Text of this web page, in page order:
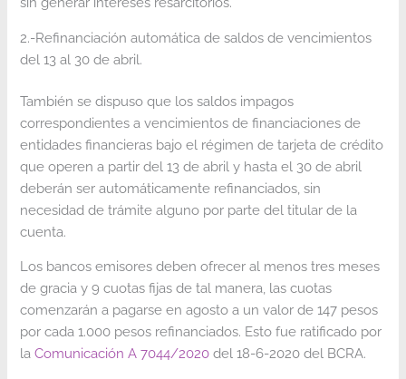
2.-Refinanciación automática de saldos de vencimientos
del 13 al 30 de abril.
También se dispuso que los saldos impagos
correspondientes a vencimientos de financiaciones de
entidades financieras bajo el régimen de tarjeta de crédito
que operen a partir del 13 de abril y hasta el 30 de abril
deberán ser automáticamente refinanciados, sin
necesidad de trámite alguno por parte del titular de la
cuenta.
Los bancos emisores deben ofrecer al menos tres meses
de gracia y 9 cuotas fijas de tal manera, las cuotas
comenzarán a pagarse en agosto a un valor de 147 pesos
por cada 1.000 pesos refinanciados. Esto fue ratificado por
laComunicación A 7044/2020 del 18-6-2020 del BCRA.